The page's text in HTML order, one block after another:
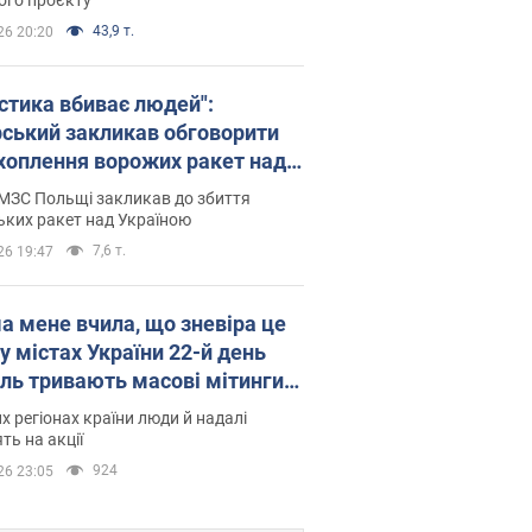
20:20 43,9 т.
вбиває людей":
закликав обговорити
ворожих ракет над
Польщі закликав до збиття
ракет над Україною
19:47 7,6 т.
мене вчила, що зневіра це
містах України 22-й день
тривають масові мітинги
Федорова. Фото і
регіонах країни люди й надалі
на акції
23:05 924